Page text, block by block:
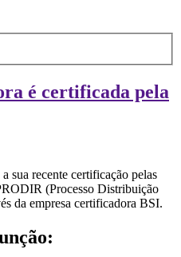
é certificada pela
sua recente certificação pelas
(Processo Distribuição
da empresa certificadora BSI.